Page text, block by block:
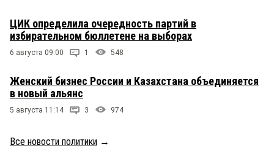
ЦИК определила очередность партий в
избирательном бюллетене на выборах
6 августа 09:00 1 548
Женский бизнес России и Казахстана объединяется
в новый альянс
5 августа 11:14 3 974
Все новости политики →